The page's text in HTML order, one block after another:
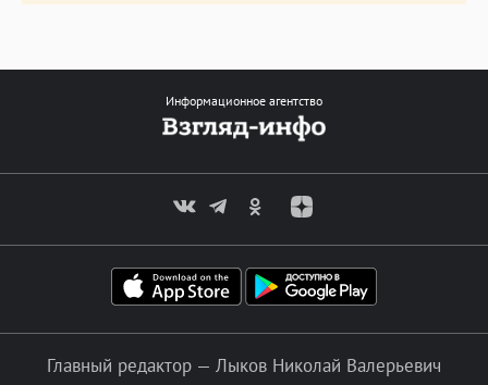
Информационное агентство
Главный редактор — Лыков Николай Валерьевич